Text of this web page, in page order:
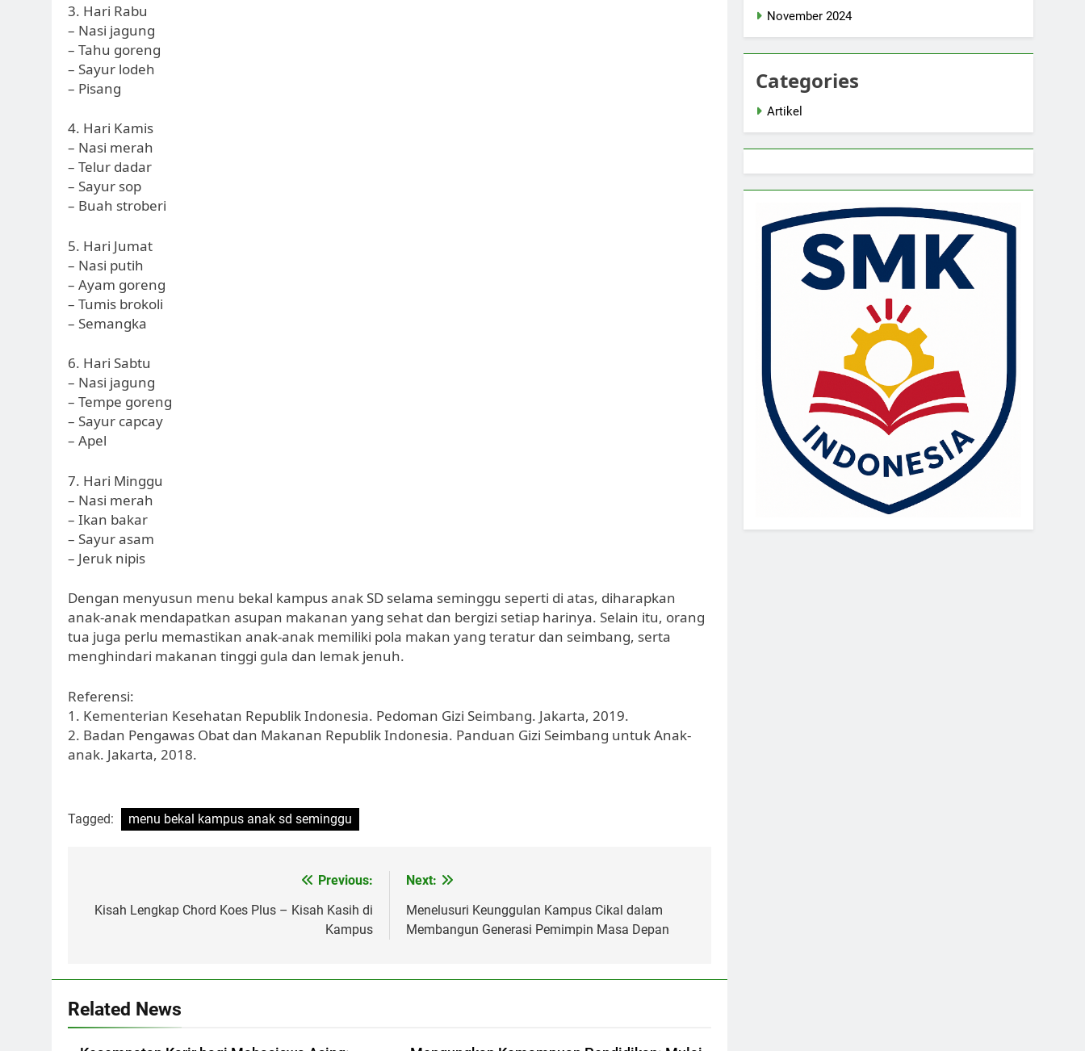
3. Hari Rabu
– Nasi jagung
– Tahu goreng
– Sayur lodeh
– Pisang
4. Hari Kamis
– Nasi merah
– Telur dadar
– Sayur sop
– Buah stroberi
5. Hari Jumat
– Nasi putih
– Ayam goreng
– Tumis brokoli
– Semangka
6. Hari Sabtu
– Nasi jagung
– Tempe goreng
– Sayur capcay
– Apel
7. Hari Minggu
– Nasi merah
– Ikan bakar
– Sayur asam
– Jeruk nipis
Dengan menyusun menu bekal kampus anak SD selama seminggu seperti di atas, diharapkan
anak-anak mendapatkan asupan makanan yang sehat dan bergizi setiap harinya. Selain itu, orang
tua juga perlu memastikan anak-anak memiliki pola makan yang teratur dan seimbang, serta
menghindari makanan tinggi gula dan lemak jenuh.
Referensi:
1. Kementerian Kesehatan Republik Indonesia. Pedoman Gizi Seimbang. Jakarta, 2019.
2. Badan Pengawas Obat dan Makanan Republik Indonesia. Panduan Gizi Seimbang untuk Anak-
anak. Jakarta, 2018.
Tagged: menu bekal kampus anak sd seminggu
navigation
Previous:
Kisah Lengkap Chord Koes Plus – Kisah Kasih di
Kampus
Next:
Menelusuri Keunggulan Kampus Cikal dalam
Membangun Generasi Pemimpin Masa Depan
Related News
November 2024
Categories
Artikel